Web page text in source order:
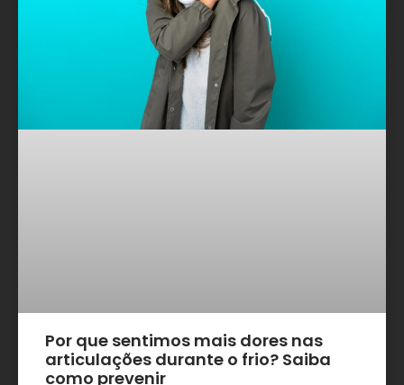
Por que sentimos mais dores nas
articulações durante o frio? Saiba
como prevenir